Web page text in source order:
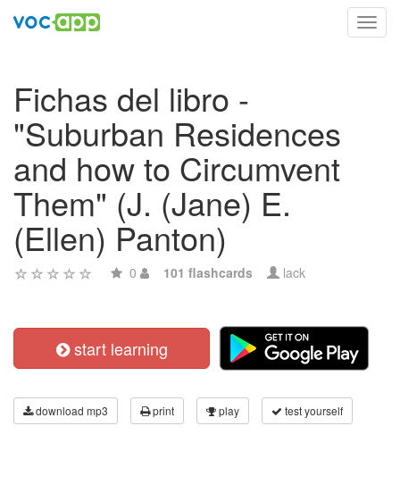
Fichas del libro -
"Suburban Residences
and how to Circumvent
Them" (J. (Jane) E.
(Ellen) Panton)
0 101 flashcards lack
start learning
download mp3 print play test yourself